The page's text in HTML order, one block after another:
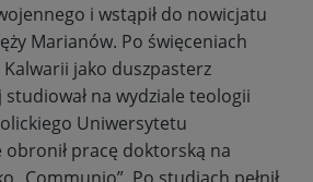
i wstąpił do nowicjatu
Marianów. Po święceniach
Kalwarii jako duszpasterz
studiował na wydziale teologii
Uniwersytetu
obronił pracę doktorską na